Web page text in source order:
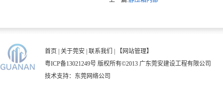
首页 关于莞安 联系我们
【网站管理】
粤ICP备13021249号 版权所有©2013 广东莞安建设工程有限公司
技术支持： 东莞网络公司